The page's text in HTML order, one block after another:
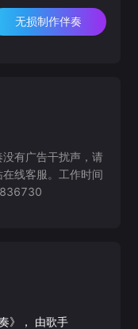
无损制作伴奏
有广告干扰声，请
线客服。工作时间
》， 由歌手